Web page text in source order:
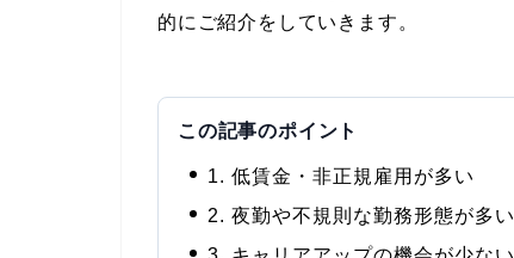
的にご紹介をしていきます。
この記事のポイント
1. 低賃金・非正規雇用が多い
2. 夜勤や不規則な勤務形態が多い